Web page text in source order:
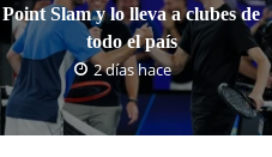
Point Slam y lo lleva a clubes de
todo el país
2 días hace